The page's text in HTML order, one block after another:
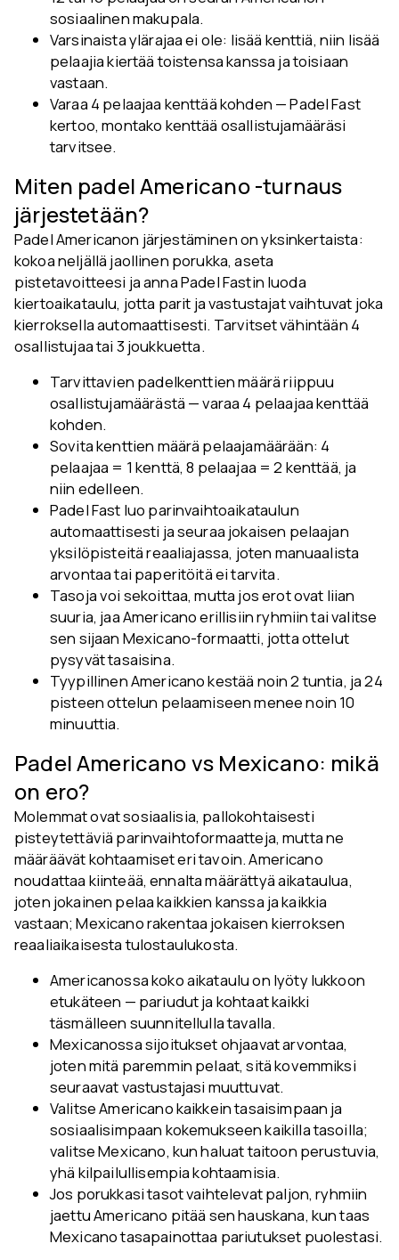
sosiaalinen makupala.
Varsinaista ylärajaa ei ole: lisää kenttiä, niin lisää
pelaajia kiertää toistensa kanssa ja toisiaan
vastaan.
Varaa 4 pelaajaa kenttää kohden — Padel Fast
kertoo, montako kenttää osallistujamääräsi
tarvitsee.
Miten padel Americano -turnaus
järjestetään?
Padel Americanon järjestäminen on yksinkertaista:
kokoa neljällä jaollinen porukka, aseta
pistetavoitteesi ja anna Padel Fastin luoda
kiertoaikataulu, jotta parit ja vastustajat vaihtuvat joka
kierroksella automaattisesti. Tarvitset vähintään 4
osallistujaa tai 3 joukkuetta.
Tarvittavien padelkenttien määrä riippuu
osallistujamäärästä — varaa 4 pelaajaa kenttää
kohden.
Sovita kenttien määrä pelaajamäärään: 4
pelaajaa = 1 kenttä, 8 pelaajaa = 2 kenttää, ja
niin edelleen.
Padel Fast luo parinvaihtoaikataulun
automaattisesti ja seuraa jokaisen pelaajan
yksilöpisteitä reaaliajassa, joten manuaalista
arvontaa tai paperitöitä ei tarvita.
Tasoja voi sekoittaa, mutta jos erot ovat liian
suuria, jaa Americano erillisiin ryhmiin tai valitse
sen sijaan Mexicano-formaatti, jotta ottelut
pysyvät tasaisina.
Tyypillinen Americano kestää noin 2 tuntia, ja 24
pisteen ottelun pelaamiseen menee noin 10
minuuttia.
Padel Americano vs Mexicano: mikä
on ero?
Molemmat ovat sosiaalisia, pallokohtaisesti
pisteytettäviä parinvaihtoformaatteja, mutta ne
määräävät kohtaamiset eri tavoin. Americano
noudattaa kiinteää, ennalta määrättyä aikataulua,
joten jokainen pelaa kaikkien kanssa ja kaikkia
vastaan; Mexicano rakentaa jokaisen kierroksen
reaaliaikaisesta tulostaulukosta.
Americanossa koko aikataulu on lyöty lukkoon
etukäteen — pariudut ja kohtaat kaikki
täsmälleen suunnitellulla tavalla.
Mexicanossa sijoitukset ohjaavat arvontaa,
joten mitä paremmin pelaat, sitä kovemmiksi
seuraavat vastustajasi muuttuvat.
Valitse Americano kaikkein tasaisimpaan ja
sosiaalisimpaan kokemukseen kaikilla tasoilla;
valitse Mexicano, kun haluat taitoon perustuvia,
yhä kilpailullisempia kohtaamisia.
Jos porukkasi tasot vaihtelevat paljon, ryhmiin
jaettu Americano pitää sen hauskana, kun taas
Mexicano tasapainottaa pariutukset puolestasi.